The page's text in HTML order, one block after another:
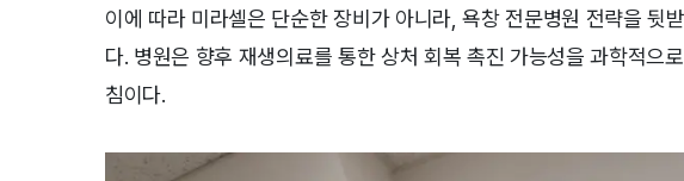
이에 따라 미라셀은 단순한 장비가 아니라, 욕창 전문병원 전략을 뒷
다. 병원은 향후 재생의료를 통한 상처 회복 촉진 가능성을 과학적으
침이다.